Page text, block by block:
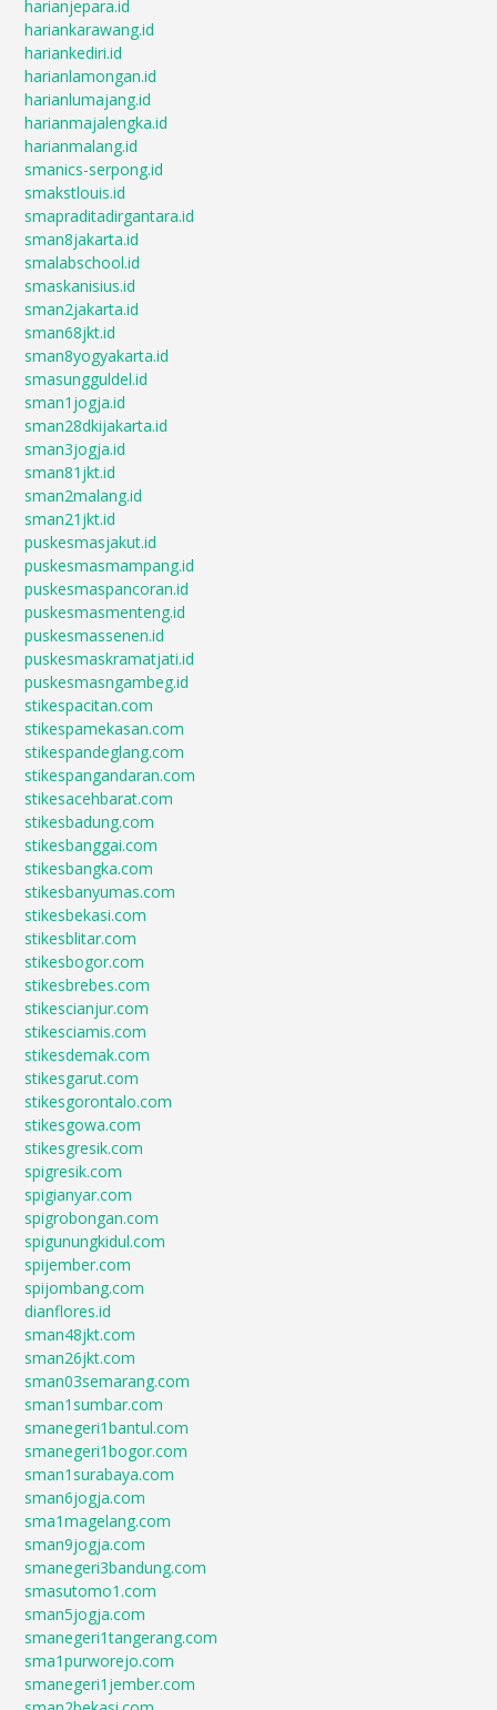
harianjepara.id
hariankarawang.id
hariankediri.id
harianlamongan.id
harianlumajang.id
harianmajalengka.id
harianmalang.id
smanics-serpong.id
smakstlouis.id
smapraditadirgantara.id
sman8jakarta.id
smalabschool.id
smaskanisius.id
sman2jakarta.id
sman68jkt.id
sman8yogyakarta.id
smasungguldel.id
sman1jogja.id
sman28dkijakarta.id
sman3jogja.id
sman81jkt.id
sman2malang.id
sman21jkt.id
puskesmasjakut.id
puskesmasmampang.id
puskesmaspancoran.id
puskesmasmenteng.id
puskesmassenen.id
puskesmaskramatjati.id
puskesmasngambeg.id
stikespacitan.com
stikespamekasan.com
stikespandeglang.com
stikespangandaran.com
stikesacehbarat.com
stikesbadung.com
stikesbanggai.com
stikesbangka.com
stikesbanyumas.com
stikesbekasi.com
stikesblitar.com
stikesbogor.com
stikesbrebes.com
stikescianjur.com
stikesciamis.com
stikesdemak.com
stikesgarut.com
stikesgorontalo.com
stikesgowa.com
stikesgresik.com
spigresik.com
spigianyar.com
spigrobongan.com
spigunungkidul.com
spijember.com
spijombang.com
dianflores.id
sman48jkt.com
sman26jkt.com
sman03semarang.com
sman1sumbar.com
smanegeri1bantul.com
smanegeri1bogor.com
sman1surabaya.com
sman6jogja.com
sma1magelang.com
sman9jogja.com
smanegeri3bandung.com
smasutomo1.com
sman5jogja.com
smanegeri1tangerang.com
sma1purworejo.com
smanegeri1jember.com